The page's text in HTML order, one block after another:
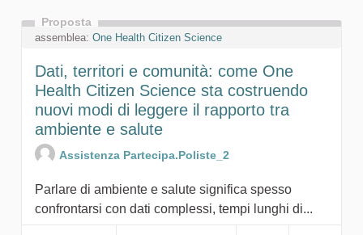
Proposta
assemblea: One Health Citizen Science
Dati, territori e comunità: come One
Health Citizen Science sta costruendo
nuovi modi di leggere il rapporto tra
ambiente e salute
Assistenza Partecipa.Poliste_2
Parlare di ambiente e salute significa spesso
confrontarsi con dati complessi, tempi lunghi di...